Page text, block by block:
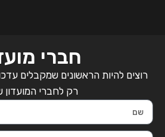
חברי
רוצים להיות הראשונים שמקבלים
רק לחברי המועדון